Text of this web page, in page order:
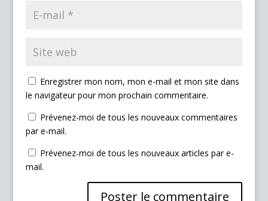
Enregistrer mon nom, mon e-mail et mon site dans
le navigateur pour mon prochain commentaire.
Prévenez-moi de tous les nouveaux commentaires
par e-mail.
Prévenez-moi de tous les nouveaux articles par e-
mail.